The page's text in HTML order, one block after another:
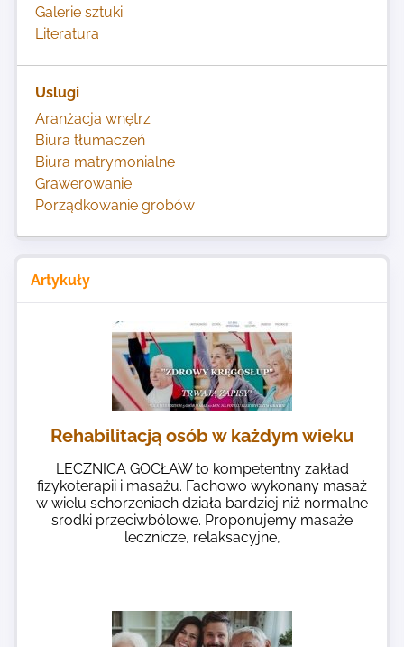
Galerie sztuki
Literatura
Uslugi
Aranżacja wnętrz
Biura tłumaczeń
Biura matrymonialne
Grawerowanie
Porządkowanie grobów
Artykuły
Rehabilitacją osób w każdym wieku
LECZNICA GOCŁAW to kompetentny zakład
fizykoterapii i masażu. Fachowo wykonany masaż
w wielu schorzeniach działa bardziej niż normalne
srodki przeciwbólowe. Proponujemy masaże
lecznicze, relaksacyjne,